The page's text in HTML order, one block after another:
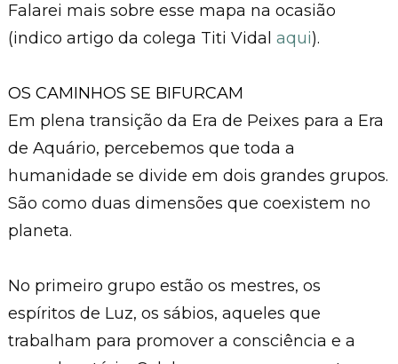
Falarei mais sobre esse mapa na ocasião
(indico artigo da colega Titi Vidal aqui).
OS CAMINHOS SE BIFURCAM
Em plena transição da Era de Peixes para a Era
de Aquário, percebemos que toda a
humanidade se divide em dois grandes grupos.
São como duas dimensões que coexistem no
planeta.
No primeiro grupo estão os mestres, os
espíritos de Luz, os sábios, aqueles que
trabalham para promover a consciência e a